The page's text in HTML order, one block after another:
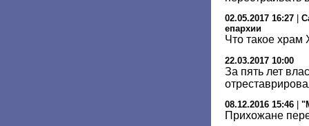
02.05.2017 16:27
епархии
Что такое храм
22.03.2017 10:00
За пять лет
08.12.2016 15:46
Прихожане